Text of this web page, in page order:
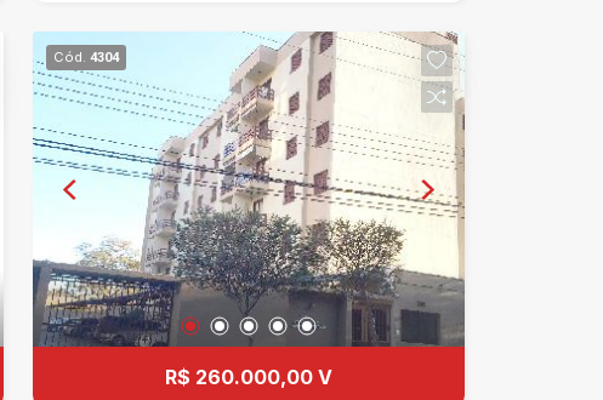
Cód. 4304
R$ 260.000,00 V